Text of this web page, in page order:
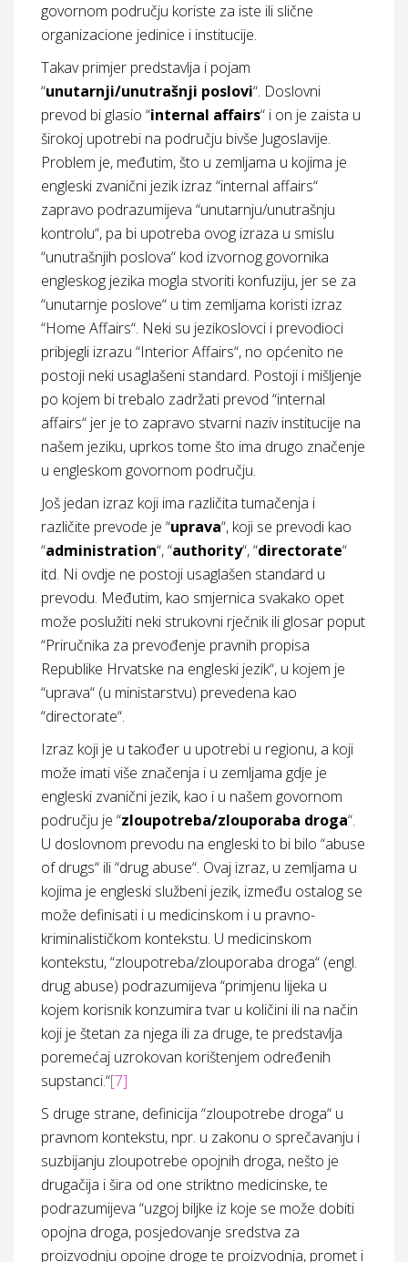
govornom području koriste za iste ili slične
organizacione jedinice i institucije.
Takav primjer predstavlja i pojam
“unutarnji/unutrašnji poslovi“. Doslovni
prevod bi glasio “internal affairs“ i on je zaista u
širokoj upotrebi na području bivše Jugoslavije.
Problem je, međutim, što u zemljama u kojima je
engleski zvanični jezik izraz “internal affairs“
zapravo podrazumijeva “unutarnju/unutrašnju
kontrolu“, pa bi upotreba ovog izraza u smislu
“unutrašnjih poslova“ kod izvornog govornika
engleskog jezika mogla stvoriti konfuziju, jer se za
“unutarnje poslove“ u tim zemljama koristi izraz
“Home Affairs“. Neki su jezikoslovci i prevodioci
pribjegli izrazu “Interior Affairs“, no općenito ne
postoji neki usaglašeni standard. Postoji i mišljenje
po kojem bi trebalo zadržati prevod “internal
affairs“ jer je to zapravo stvarni naziv institucije na
našem jeziku, uprkos tome što ima drugo značenje
u engleskom govornom području.
Još jedan izraz koji ima različita tumačenja i
različite prevode je “uprava“, koji se prevodi kao
“administration“, “authority“, “directorate“
itd. Ni ovdje ne postoji usaglašen standard u
prevodu. Međutim, kao smjernica svakako opet
može poslužiti neki strukovni rječnik ili glosar poput
“Priručnika za prevođenje pravnih propisa
Republike Hrvatske na engleski jezik“, u kojem je
“uprava“ (u ministarstvu) prevedena kao
“directorate“.
Izraz koji je u također u upotrebi u regionu, a koji
može imati više značenja i u zemljama gdje je
engleski zvanični jezik, kao i u našem govornom
području je “zloupotreba/zlouporaba droga“.
U doslovnom prevodu na engleski to bi bilo “abuse
of drugs“ ili “drug abuse“. Ovaj izraz, u zemljama u
kojima je engleski službeni jezik, između ostalog se
može definisati i u medicinskom i u pravno-
kriminalističkom kontekstu. U medicinskom
kontekstu, “zloupotreba/zlouporaba droga“ (engl.
drug abuse) podrazumijeva “primjenu lijeka u
kojem korisnik konzumira tvar u količini ili na način
koji je štetan za njega ili za druge, te predstavlja
poremećaj uzrokovan korištenjem određenih
supstanci.“[7]
S druge strane, definicija “zloupotrebe droga“ u
pravnom kontekstu, npr. u zakonu o sprečavanju i
suzbijanju zloupotrebe opojnih droga, nešto je
drugačija i šira od one striktno medicinske, te
podrazumijeva “uzgoj biljke iz koje se može dobiti
opojna droga, posjedovanje sredstva za
proizvodnju opojne droge te proizvodnja, promet i